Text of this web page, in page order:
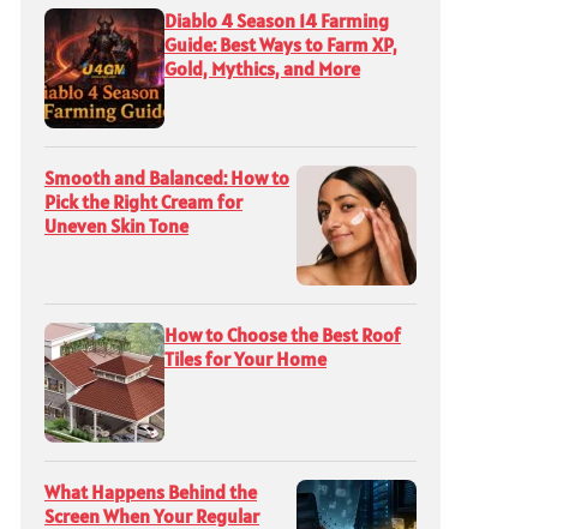
Diablo 4 Season 14 Farming
Guide: Best Ways to Farm XP,
Gold, Mythics, and More
Smooth and Balanced: How to
Pick the Right Cream for
Uneven Skin Tone
How to Choose the Best Roof
Tiles for Your Home
What Happens Behind the
Screen When Your Regular